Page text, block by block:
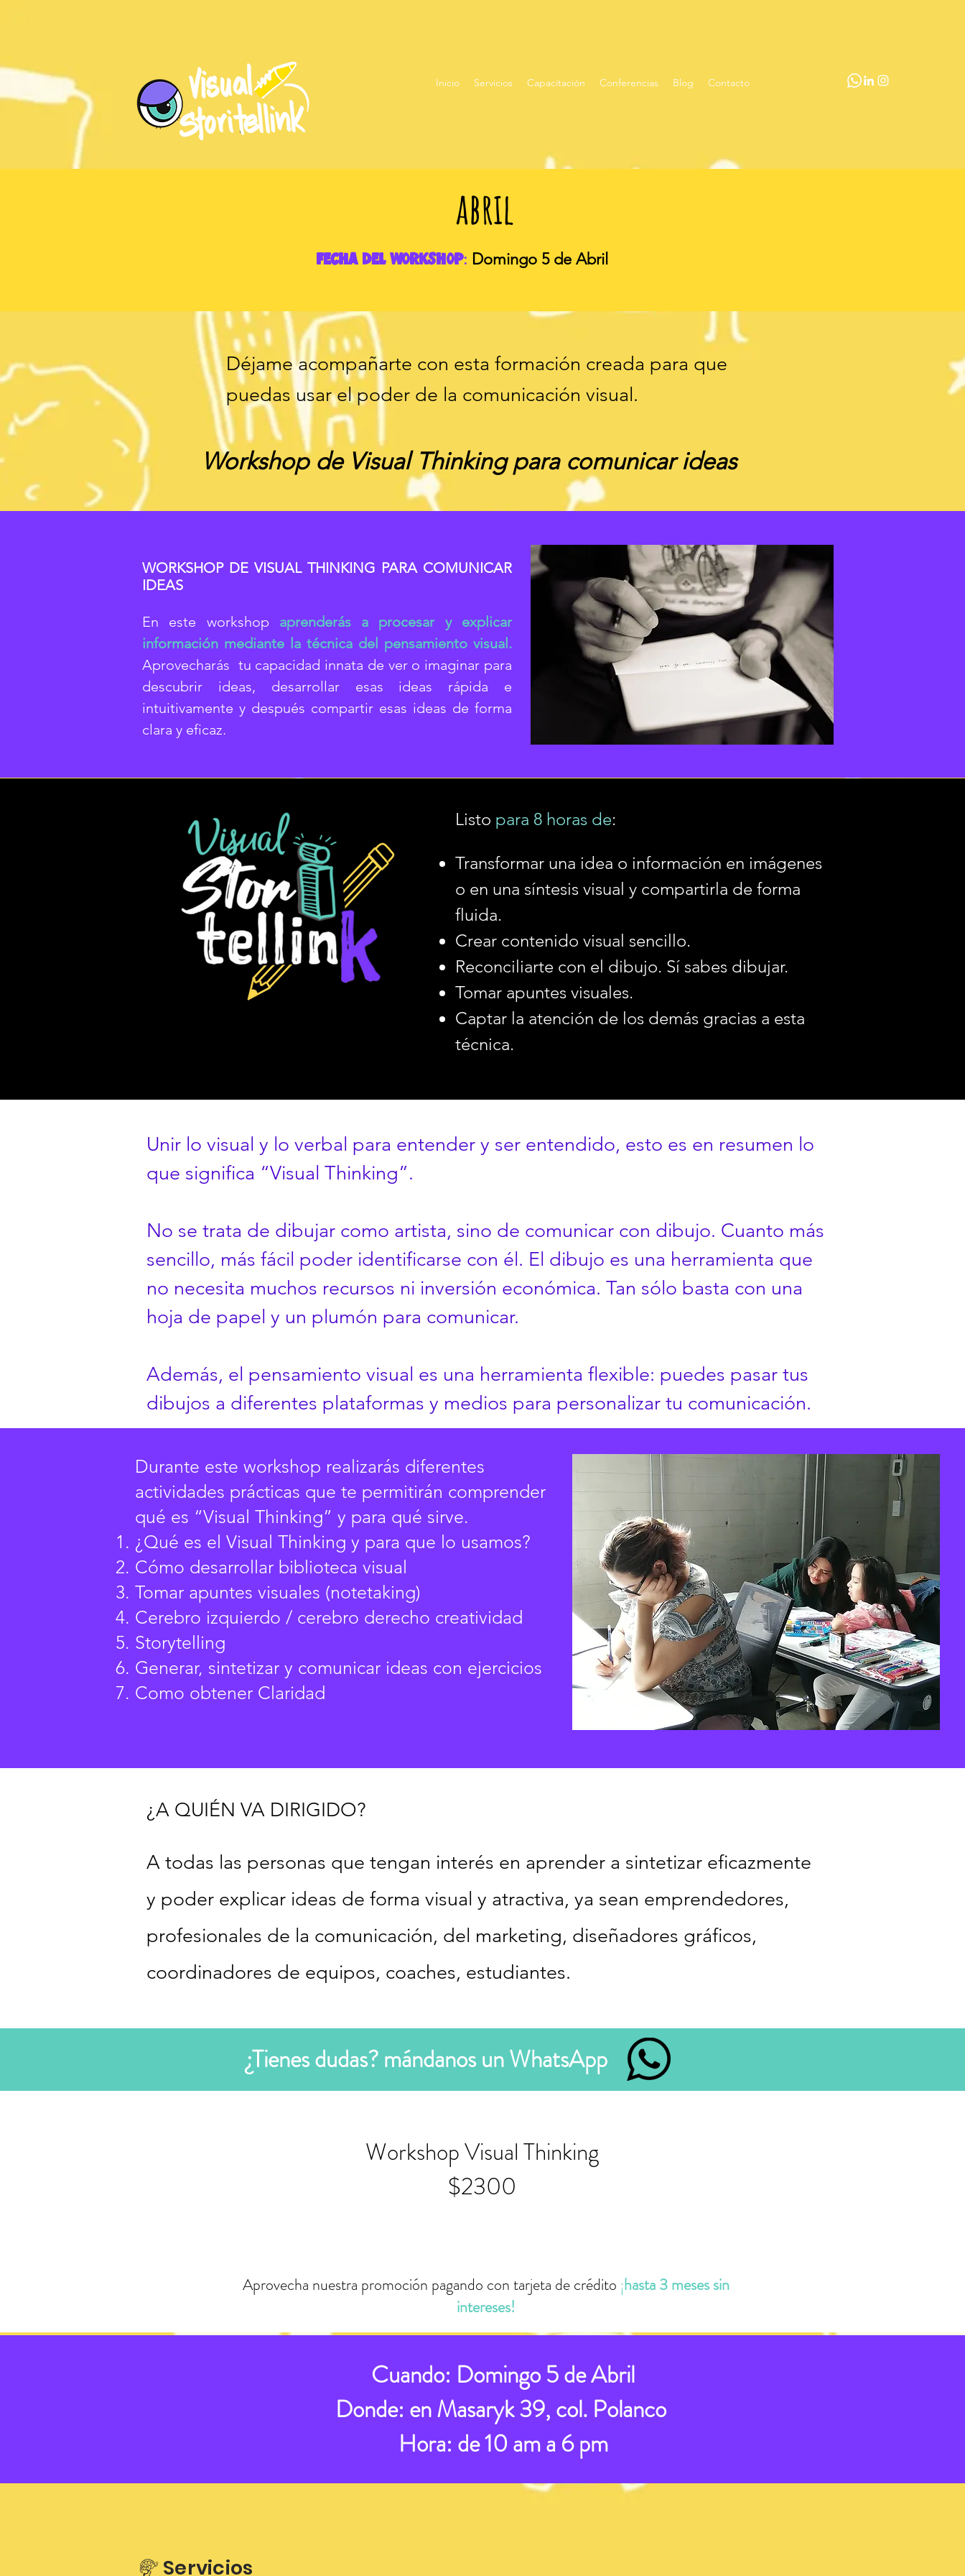
Inicio Servicios Capacitación Conferencias Blog Contacto
abril
Fecha del Workshop: Domingo 5 de Abril
Déjame acompañarte con esta formación creada para que
puedas usar el poder de la comunicación visual.
Workshop de Visual Thinking para comunicar ideas
WORKSHOP DE VISUAL THINKING PARA COMUNICAR
IDEAS
En este workshop aprenderás a procesar y explicar
información mediante la técnica del pensamiento visual.
Aprovecharás tu capacidad innata de ver o imaginar para
descubrir ideas, desarrollar esas ideas rápida e
intuitivamente y después compartir esas ideas de forma
clara y eficaz.
Listo para 8 horas de:
Transformar una idea o información en imágenes
o en una síntesis visual y compartirla de forma
fluida.
Crear contenido visual sencillo.
Reconciliarte con el dibujo. Sí sabes dibujar.
Tomar apuntes visuales.
Captar la atención de los demás gracias a esta
técnica.
Unir lo visual y lo verbal para entender y ser entendido, esto es en resumen lo
que significa “Visual Thinking”.
No se trata de dibujar como artista, sino de comunicar con dibujo. Cuanto más
sencillo, más fácil poder identificarse con él. El dibujo es una herramienta que
no necesita muchos recursos ni inversión económica. Tan sólo basta con una
hoja de papel y un plumón para comunicar.
Además, el pensamiento visual es una herramienta flexible: puedes pasar tus
dibujos a diferentes plataformas y medios para personalizar tu comunicación.
Durante este workshop realizarás diferentes
actividades prácticas que te permitirán comprender
qué es “Visual Thinking” y para qué sirve.
¿Qué es el Visual Thinking y para que lo usamos?
Cómo desarrollar biblioteca visual
Tomar apuntes visuales (notetaking)
Cerebro izquierdo / cerebro derecho creatividad
Storytelling
Generar, sintetizar y comunicar ideas con ejercicios
Como obtener Claridad
¿A QUIÉN VA DIRIGIDO?
A todas las personas que tengan interés en aprender a sintetizar eficazmente
y poder explicar ideas de forma visual y atractiva, ya sean emprendedores,
profesionales de la comunicación, del marketing, diseñadores gráficos,
coordinadores de equipos, coaches, estudiantes.
¿Tienes dudas? mándanos un WhatsApp
Workshop Visual Thinking
$2300
Aprovecha nuestra promoción pagando con tarjeta de crédito ¡hasta 3 meses sin
intereses!
Cuando: Domingo 5 de Abril
Donde: en Masaryk 39, col. Polanco
Hora: de 10 am a 6 pm
m Servicios